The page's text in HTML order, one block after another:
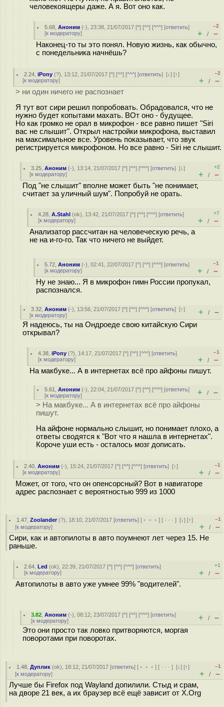
человекоящеры даже. А я. Вот оно как.
5.68 ,Аноним (-), 23:38, 21/07/2017 [^] [^^] [^^^] [ответить]
[к модератору]
–2
+ / –
Наконец-то ты это понял. Новую жизнь, как обычно,
с понедельника начнёшь?
2.24 ,iPony (?), 13:12, 21/07/2017 [^] [^^] [^^^] [ответить][↓] [↑]
[к модератору]
–2
+ / –
> ни один ничего не распознает
Я тут вот сири решил попробовать. Обрадовался, что не
нужно будет копытами махать. ВОт оно - будущее.
Но как громко не орал в микрофон - все равно пишет "Siri
вас не слышит". Открыл настройки микрофона, выставил
на максимальное все. Уровень показывает, что звук
регистрируется микрофоном. Но все равно - Siri не слышит.
3.25 ,Аноним (-), 13:14, 21/07/2017 [^] [^^] [^^^] [ответить][↓]
[к модератору]
+2
+ / –
Под "не слышит" вполне может быть "не понимает,
считает за уличный шум". Попробуй не орать.
4.28 ,A.Stahl (ok), 13:42, 21/07/2017 [^] [^^] [^^^] [ответить]
[к модератору]
+7
+ / –
Анализатор рассчитан на человеческую речь, а
не на и-го-го. Так что ничего не выйдет.
5.72 ,Аноним (-), 02:41, 22/07/2017 [^] [^^] [^^^] [ответить]
[к модератору]
–1
+ / –
Ну не знаю... Я в микрофон гимн России пропукал,
распознался.
3.32 ,Аноним (-), 13:56, 21/07/2017 [^] [^^] [^^^] [ответить][↑]
[к модератору] + / –
Я надеюсь, ты на Ондроеде свою китайскую Сири
открывал?
4.38 ,iPony (?), 14:17, 21/07/2017 [^] [^^] [^^^] [ответить]
[к модератору]
–1
+ / –
На макбуке... А в интернетах всё про айфоны пишут.
5.61 ,Аноним (-), 22:04, 21/07/2017 [^] [^^] [^^^] [ответить]
[к модератору] + / –
> На макбуке... А в интернетах всё про айфоны
пишут.
На айфоне нормально слышит, но понимает плохо, а
ответы сводятся к "Вот что я нашла в интернетах".
Короче уши есть - осталось мозг дописать.
2.40 ,Аноним (-), 15:24, 21/07/2017 [^] [^^] [^^^] [ответить][↑]
[к модератору]
–1
+ / –
Может, от того, что он опенсорсный? Вот в навигаторе
адрес распознает с вероятностью 999 из 1000
1.47 ,Zoolander(?), 18:10, 21/07/2017 [ответить] [ ﹢﹢﹢] [ · · ·][↓] [↑]
[к модератору]
–1
+ / –
Сири, как и автопилоты в авто поумнеют лет через 15. Не
раньше.
2.64 ,Led (ok), 22:39, 21/07/2017 [^] [^^] [^^^] [ответить]
[к модератору]
+1
+ / –
Автопилоты в авто уже умнее 99% "водителей".
3.82 ,Аноним (-), 08:12, 23/07/2017 [^] [^^] [^^^] [ответить]
[к модератору] + / –
Это они просто так ловко притворяются, моргая
поворотами при поворотах.
1.48 ,Дуплик (ok), 18:12, 21/07/2017 [ответить] [ ﹢﹢﹢] [ · · ·][↓] [↑]
[к модератору]
–1
+ / –
Лучше бы Firefox под Wayland допилили. Стыд и срам,
на дворе 21 век, а их браузер всё ещё зависит от X.Org